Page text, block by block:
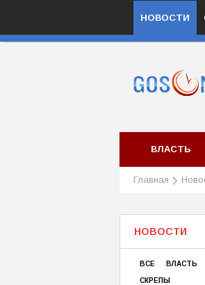
НОВОСТИ
ВЛАСТЬ
Главная
НОВОСТИ
ВСЕ ВЛАСТЬ
СКРЕПЫ